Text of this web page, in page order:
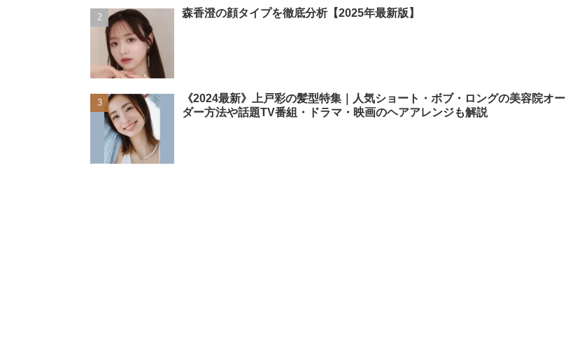
森香澄の顔タイプを徹底分析【2025年最新版】
《2024最新》上戸彩の髪型特集｜人気ショート・ボブ・ロングの美容院オー
ダー方法や話題TV番組・ドラマ・映画のヘアアレンジも解説